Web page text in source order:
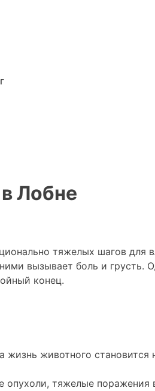
Лобне
тяжелых шагов
вызывает боль и
конец.
жизнь животного
опухоли, тяжелые поражения